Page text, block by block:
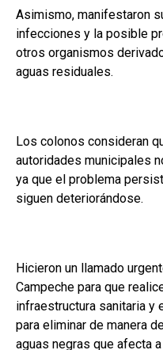
Asimismo, manifestaron
infecciones y la posible
otros organismos
aguas residuales.
Los colonos consideran
autoridades municipales
ya que el problema
siguen deteriorándose.
Hicieron un llamado
Campeche para que
infraestructura sanitaria y
para eliminar de manera
aguas negras que afecta